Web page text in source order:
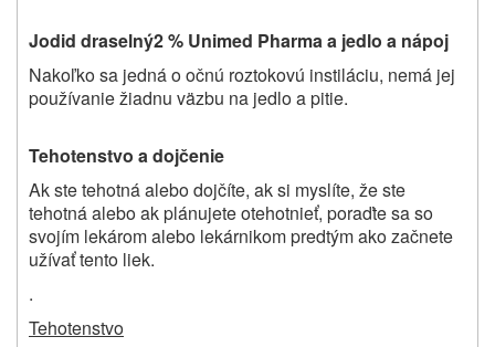
Jodid draselný2 % Unimed Pharma a jedlo a nápoj
Nakoľko sa jedná o očnú roztokovú instiláciu, nemá jej
používanie žiadnu väzbu na jedlo a pitie.
Tehotenstvo a dojčenie
Ak ste tehotná alebo dojčíte, ak si myslíte, že ste
tehotná alebo ak plánujete otehotnieť, poraďte sa so
svojím lekárom alebo lekárnikom predtým ako začnete
užívať tento liek.
.
Tehotenstvo